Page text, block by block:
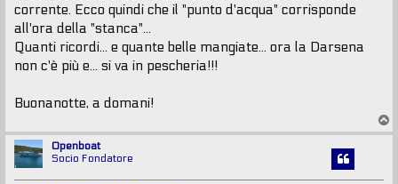
corrente. Ecco quindi che il "punto d'acqua" corrisponde
all'ora della "stanca"...
Quanti ricordi... e quante belle mangiate... ora la Darsena
non c'è più e... si va in pescheria!!!
Buonanotte, a domani!
o
Openboat
Socio Fondatore